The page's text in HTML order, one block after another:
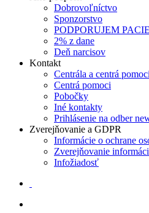
Dobrovoľníctvo
Sponzorstvo
PODPORUJEM
2% z dane
Deň narcisov
Kontakt
Centrála a centrá pomoci
Centrá pomoci
Pobočky
Iné kontakty
Prihlásenie na odber
Zverejňovanie a GDPR
Informácie o ochrane
Zverejňovanie
Infožiadosť